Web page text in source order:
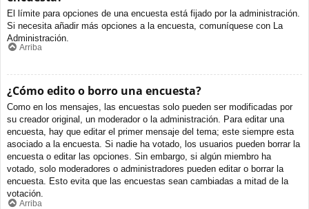
El límite para opciones de una encuesta está fijado por la administración.
Si necesita añadir más opciones a la encuesta, comuníquese con La
Administración.
Arriba
¿Cómo edito o borro una encuesta?
Como en los mensajes, las encuestas solo pueden ser modificadas por
su creador original, un moderador o la administración. Para editar una
encuesta, hay que editar el primer mensaje del tema; este siempre esta
asociado a la encuesta. Si nadie ha votado, los usuarios pueden borrar la
encuesta o editar las opciones. Sin embargo, si algún miembro ha
votado, solo moderadores o administradores pueden editar o borrar la
encuesta. Esto evita que las encuestas sean cambiadas a mitad de la
votación.
Arriba